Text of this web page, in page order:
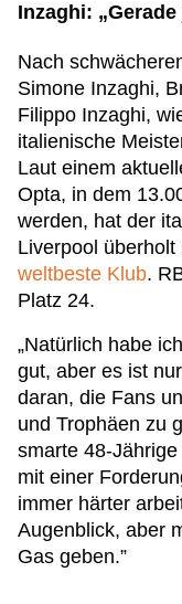
Inzaghi:
Nach
Simone Inzaghi,
Filippo Inzaghi,
italienische
Laut einem
Opta, in dem
werden, hat der
Liverpool überholt
weltbeste Klub.
Platz 24.
„Natürlich habe
gut, aber es ist
daran, die Fans
und Trophäen zu
smarte 48-
mit einer
immer härter
Augenblick, aber
Gas geben.”